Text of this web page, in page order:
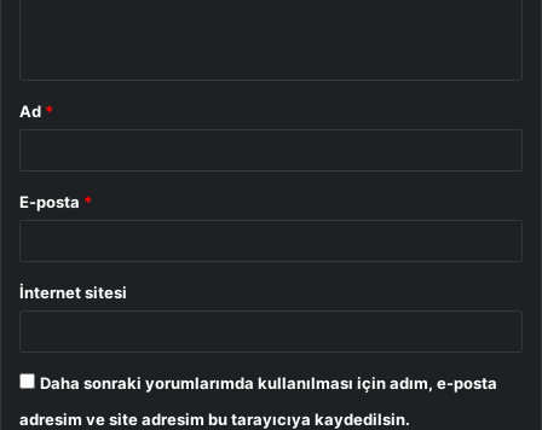
Ad *
E-posta *
İnternet sitesi
Daha sonraki yorumlarımda kullanılması için adım, e-posta
adresim ve site adresim bu tarayıcıya kaydedilsin.